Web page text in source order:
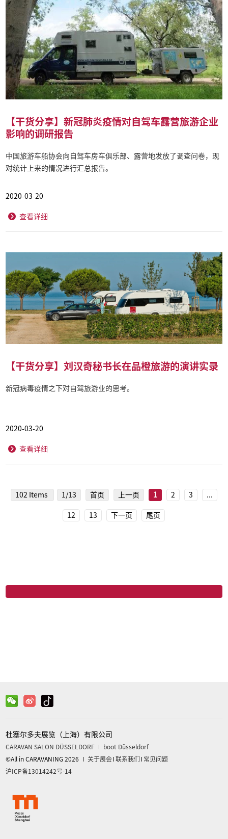
【干货分享】新冠肺炎疫情对自驾车露营旅游企业
影响的调研报告
中国旅游车船协会向自驾车房车俱乐部、露营地发放了调查问卷，现
对统计上来的情况进行汇总报告。
2020-03-20
查看详细
【干货分享】刘汉奇秘书长在品橙旅游的演讲实录
新冠病毒疫情之下对自驾旅游业的思考。
2020-03-20
查看详细
102 Items 1/13 首页 上一页 1 2 3 ...
12 13 下一页 尾页
杜塞尔多夫展览（上海）有限公司
CARAVAN SALON DÜSSELDORF
boot Düsseldorf
©All in CARAVANING 2026
关于展会 联系我们
常见问题
沪ICP备13014242号-14